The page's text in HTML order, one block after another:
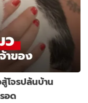
โจรปล้นบ้าน
อด